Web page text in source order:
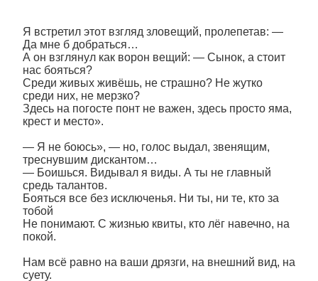
Я встретил этот взгляд зловещий, пролепетав: ―
Да мне б добраться…
А он взглянул как ворон вещий: ― Сынок, а стоит
нас бояться?
Среди живых живёшь, не страшно? Не жутко
среди них, не мерзко?
Здесь на погосте понт не важен, здесь просто яма,
крест и место».
― Я не боюсь», ― но, голос выдал, звенящим,
треснувшим дискантом…
― Боишься. Видывал я виды. А ты не главный
средь талантов.
Бояться все без исключенья. Ни ты, ни те, кто за
тобой
Не понимают. С жизнью квиты, кто лёг навечно, на
покой.
Нам всё равно на ваши дрязги, на внешний вид, на
суету.